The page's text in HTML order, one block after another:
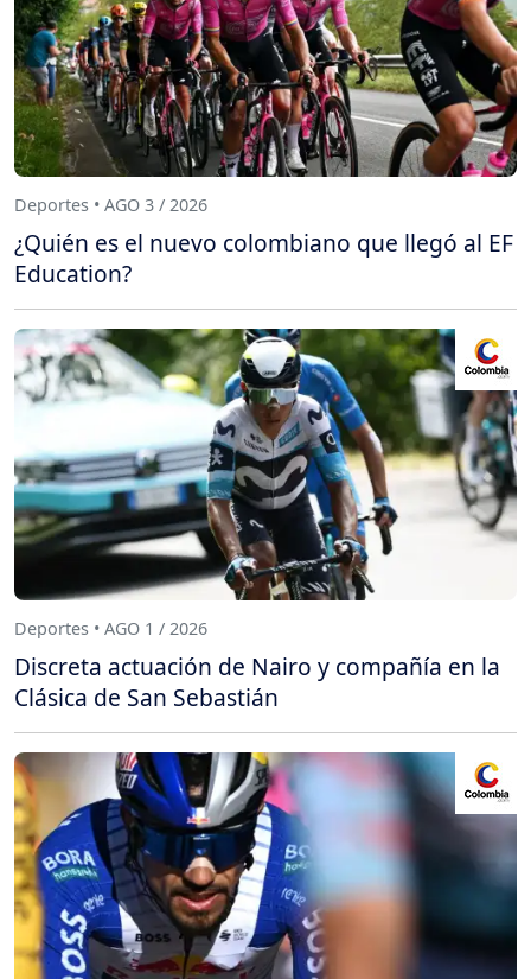
Deportes • AGO 3 / 2026
¿Quién es el nuevo colombiano que llegó al EF
Education?
Deportes • AGO 1 / 2026
Discreta actuación de Nairo y compañía en la
Clásica de San Sebastián